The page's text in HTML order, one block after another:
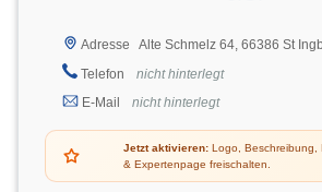
Adresse
Alte Schmelz 64, 66386 St
Telefon
nicht hinterlegt
E-Mail
nicht hinterlegt
Jetzt aktivieren: Logo, Beschreibung,
& Expertenpage freischalten.